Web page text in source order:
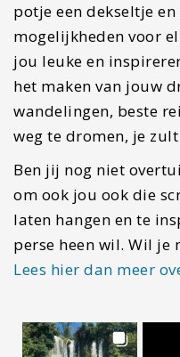
potje een dekseltje
mogelijkheden voor
jou leuke en
het maken van jouw
wandelingen, beste
weg te dromen, je
Ben jij nog niet
om ook jou ook die
laten hangen en te
perse heen wil. Wil je
Lees hier dan meer